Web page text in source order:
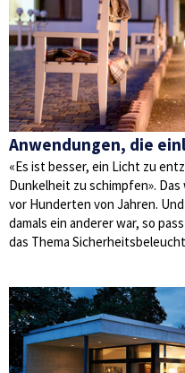
Anwendungen, die
«Es ist besser, ein Licht zu
Dunkelheit zu schimpfen».
vor Hunderten von Jahren.
damals ein anderer war, so
das Thema